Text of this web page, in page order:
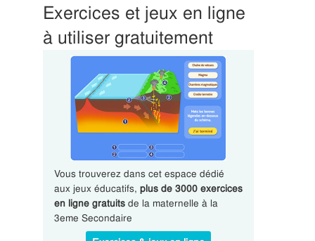
Exercices et jeux en ligne
à utiliser gratuitement
Vous trouverez dans cet espace dédié
aux jeux éducatifs, plus de 3000 exercices
en ligne gratuitsde la maternelle à la
3eme Secondaire